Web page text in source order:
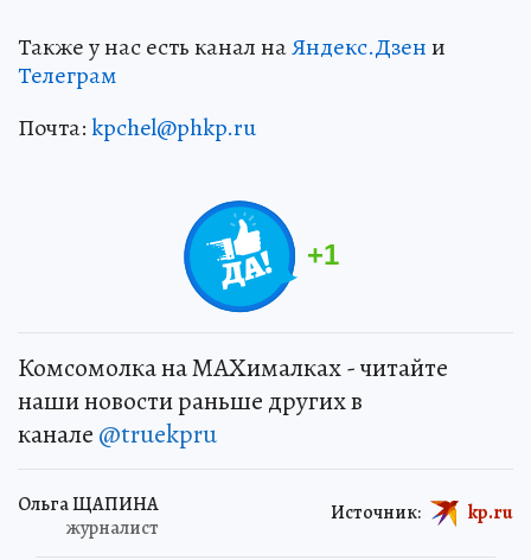
Также у нас есть канал наЯндекс.Дзени
Телеграм
Почта:kpchel@phkp.ru
+1
Комсомолка на MAXималках - читайте
наши новости раньше других в
канале @truekpru
Ольга ЩАПИНА
журналист
Источник: kp.ru